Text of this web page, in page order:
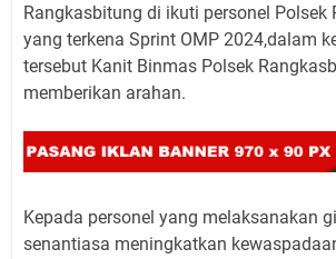
Rangkasbitung di ikuti personel Polsek
yang terkena Sprint OMP 2024,dalam
tersebut Kanit Binmas Polsek
memberikan arahan.
Kepada personel yang melaksanakan
senantiasa meningkatkan